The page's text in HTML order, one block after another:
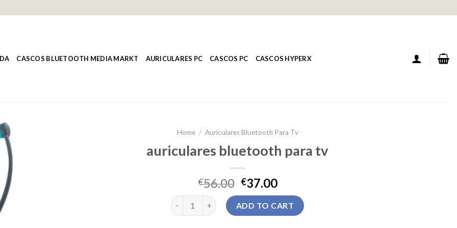
CASCOS BLUETOOTH MEDIA MARKT AURICULARES PC CASCOS PC CASCOS HYPERX
Home / Auriculares Bluetooth Para Tv
auriculares bluetooth para tv
€56.00 €37.00
auriculares bluetooth para tv quantity
ADD TO CART